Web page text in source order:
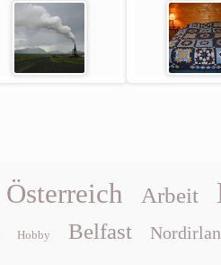
Österreich Arbeit
Hobby Belfast